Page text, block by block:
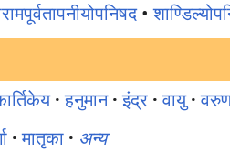
•
· हनुमान · इंद्र · वायु ·
· मातृका · अन्य